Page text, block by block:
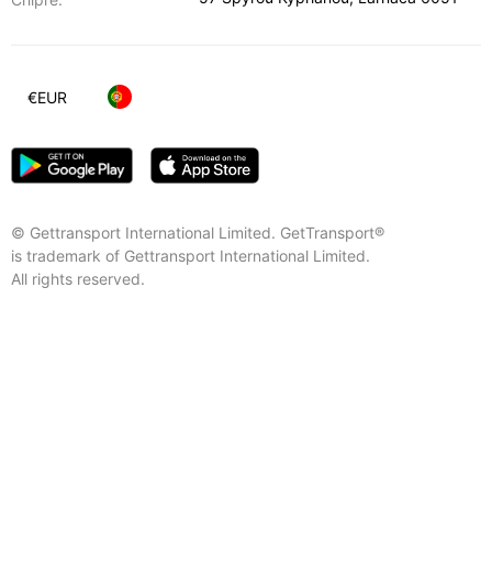
© Gettransport International Limited. GetTransport®
is trademark of Gettransport International Limited.
All rights reserved.
€EUR